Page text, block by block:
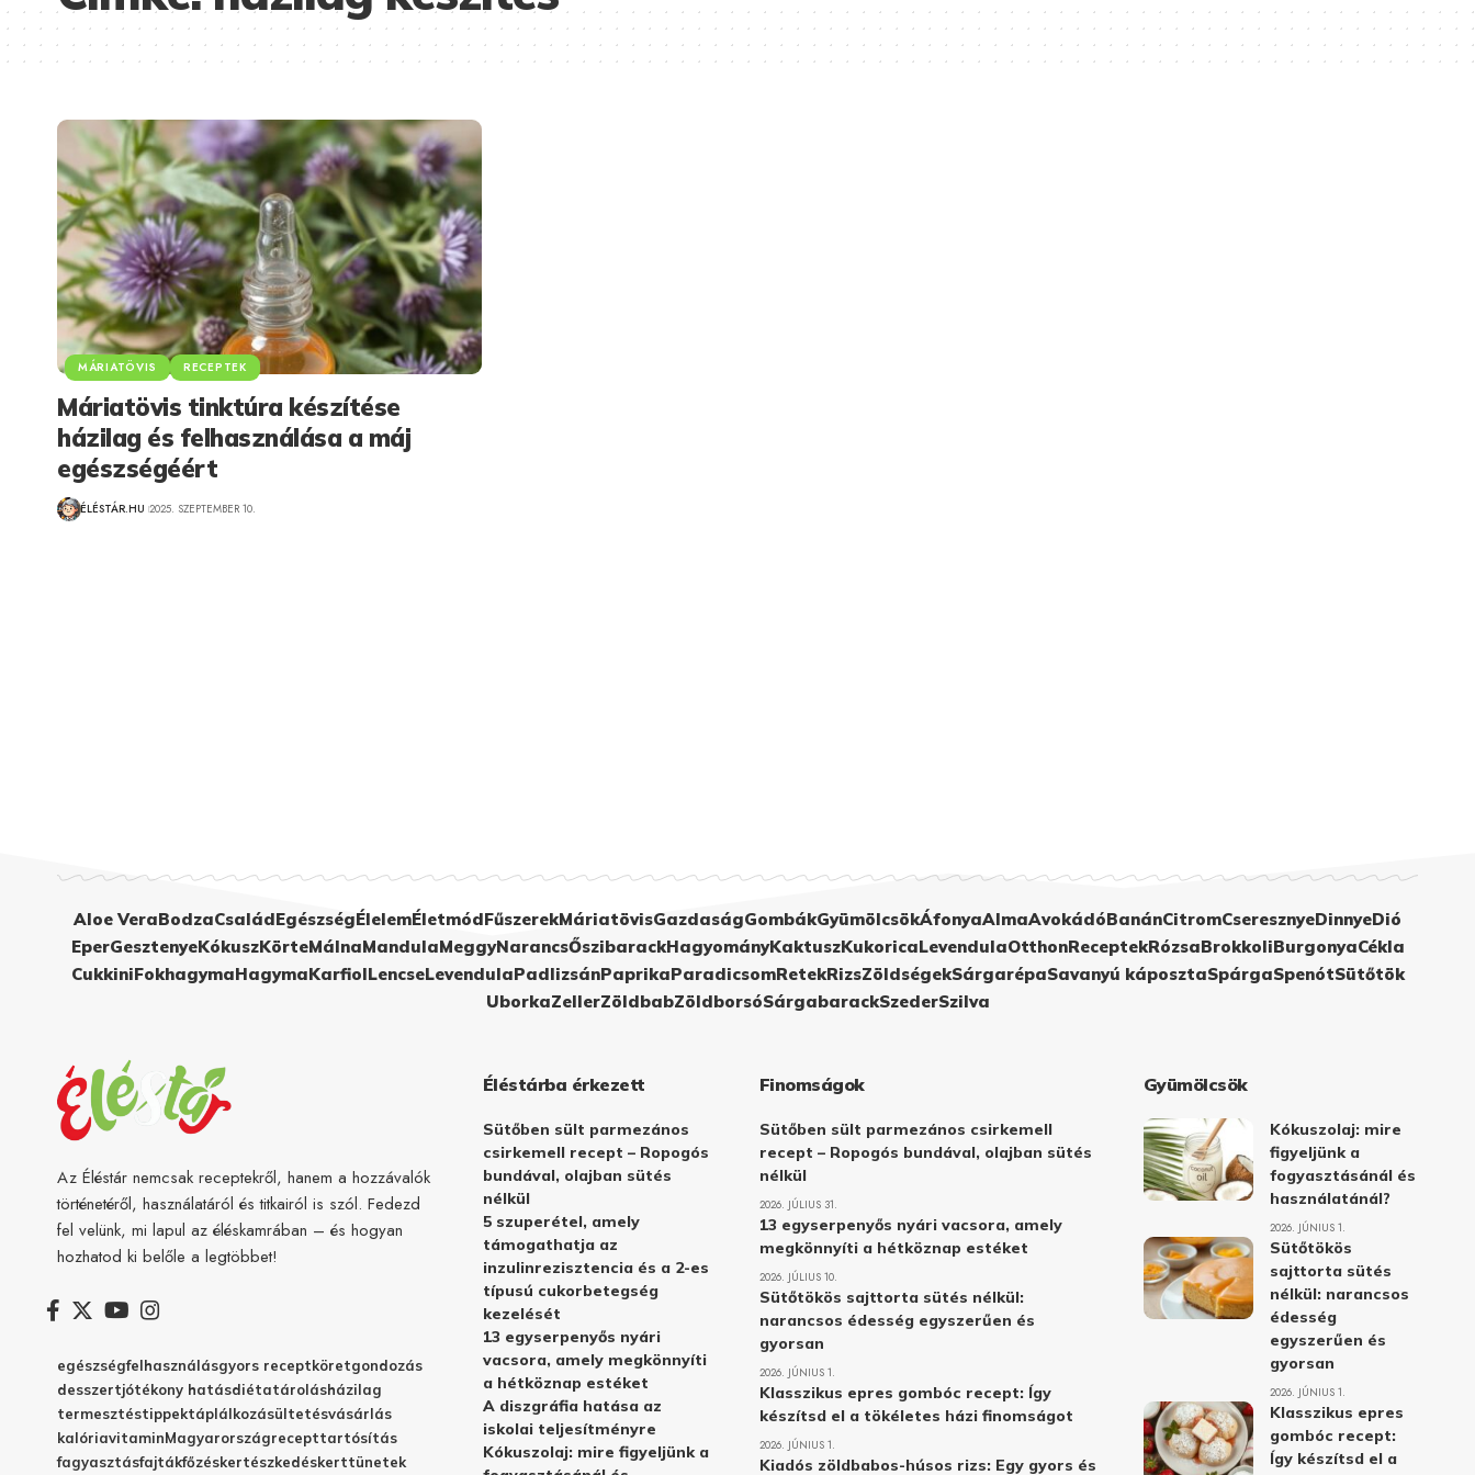
MÁRIATÖVIS RECEPTEK
Máriatövis tinktúra készítése
házilag és felhasználása a máj
egészségéért
ÉLÉSTÁR.HU 2025. SZEPTEMBER 10.
Aloe VeraBodzaCsaládEgészségÉlelemÉletmódFűszerekMáriatövisGazdaságGombákGyümölcsökÁfonyaAlmaAvokádóBanánCitromCseresznyeDinnyeDió
EperGesztenyeKókuszKörteMálnaMandulaMeggyNarancsŐszibarackHagyományKaktuszKukoricaLevendulaOtthonReceptekRózsaBrokkoliBurgonyaCékla
CukkiniFokhagymaHagymaKarfiolLencseLevendulaPadlizsánPaprikaParadicsomRetekRizsZöldségekSárgarépaSavanyú káposztaSpárgaSpenótSütőtök
UborkaZellerZöldbabZöldborsóSárgabarackSzederSzilva
Az Éléstár nemcsak receptekről, hanem a hozzávalók
történetéről, használatáról és titkairól is szól. Fedezd
fel velünk, mi lapul az éléskamrában – és hogyan
hozhatod ki belőle a legtöbbet!
egészségfelhasználásgyors receptköretgondozás
desszertjótékony hatásdiétatárolásházilag
termesztéstippektáplálkozásültetésvásárlás
kalóriavitaminMagyarországrecepttartósítás
fagyasztásfajtákfőzéskertészkedéskerttünetek
Éléstárba érkezett
Sütőben sült parmezános
csirkemell recept – Ropogós
bundával, olajban sütés
nélkül
5 szuperétel, amely
támogathatja az
inzulinrezisztencia és a 2-es
típusú cukorbetegség
kezelését
13 egyserpenyős nyári
vacsora, amely megkönnyíti
a hétköznap estéket
A diszgráfia hatása az
iskolai teljesítményre
Kókuszolaj: mire figyeljünk a
Finomságok
Sütőben sült parmezános csirkemell
recept – Ropogós bundával, olajban sütés
nélkül
2026. JÚLIUS 31.
13 egyserpenyős nyári vacsora, amely
megkönnyíti a hétköznap estéket
2026. JÚLIUS 10.
Sütőtökös sajttorta sütés nélkül:
narancsos édesség egyszerűen és
gyorsan
2026. JÚNIUS 1.
Klasszikus epres gombóc recept: Így
készítsd el a tökéletes házi finomságot
2026. JÚNIUS 1.
Kiadós zöldbabos-húsos rizs: Egy gyors és
Gyümölcsök
Kókuszolaj: mire
figyeljünk a
fogyasztásánál és
használatánál?
2026. JÚNIUS 1.
Sütőtökös
sajttorta sütés
nélkül: narancsos
édesség
egyszerűen és
gyorsan
2026. JÚNIUS 1.
Klasszikus epres
gombóc recept:
Így készítsd el a